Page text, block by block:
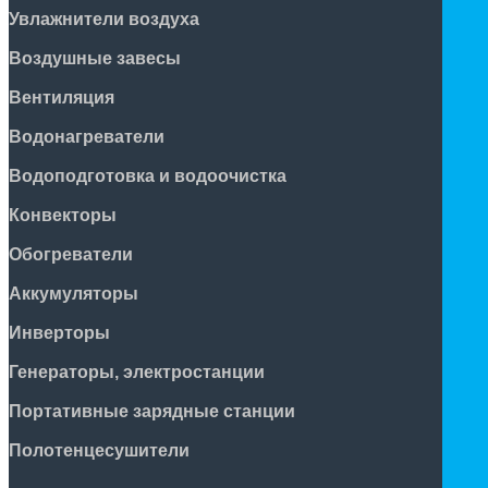
Увлажнители воздуха
Воздушные завесы
Вентиляция
Водонагреватели
Водоподготовка и водоочистка
Конвекторы
Обогреватели
Аккумуляторы
Инверторы
Генераторы, электростанции
Портативные зарядные станции
Полотенцесушители